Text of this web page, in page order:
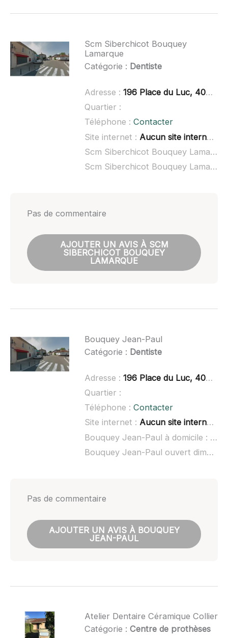
Scm Siberchicot Bouquey
Lamarque
Catégorie : Dentiste
Adresse : 196 Place du Luc, 40400 Tartas
Quartier :
Téléphone : Contacter
Site internet : Aucun site internet connu
Scm Siberchicot Bouquey Lamarque à domicile :
Scm Siberchicot Bouquey Lamarque ouvert dimanche :
Pas de commentaire
AJOUTER UN AVIS À SCM
SIBERCHICOT BOUQUEY
LAMARQUE
Bouquey Jean-Paul
Catégorie : Dentiste
Adresse : 196 Place du Luc, 40400 Tartas
Quartier :
Téléphone : Contacter
Site internet : Aucun site internet connu
Bouquey Jean-Paul à domicile :
non
Bouquey Jean-Paul ouvert dimanche :
Pas de commentaire
AJOUTER UN AVIS À BOUQUEY
JEAN-PAUL
Atelier Dentaire Céramique Collier
Catégorie : Centre de prothèses